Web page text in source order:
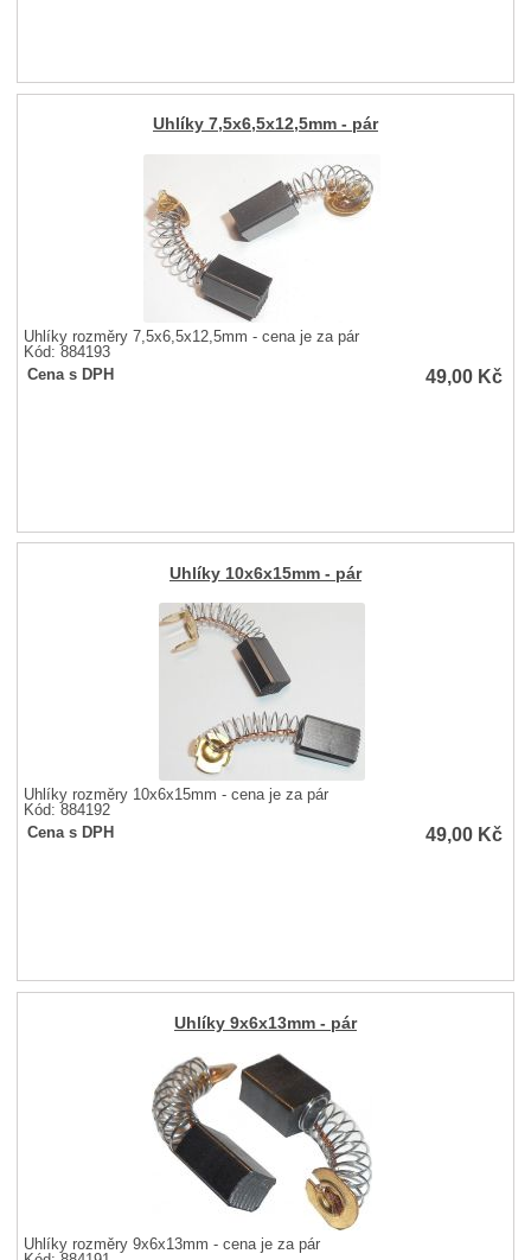
Uhlíky 7,5x6,5x12,5mm - pár
Uhlíky rozměry 7,5x6,5x12,5mm - cena je za pár
Kód: 884193
Cena s DPH
49,00 Kč
Uhlíky 10x6x15mm - pár
Uhlíky rozměry 10x6x15mm - cena je za pár
Kód: 884192
Cena s DPH
49,00 Kč
Uhlíky 9x6x13mm - pár
Uhlíky rozměry 9x6x13mm - cena je za pár